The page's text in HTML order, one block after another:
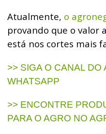
Atualmente, o
provando que o valor
está nos cortes mais
>> SIGA O CANAL DO
WHATSAPP
>> ENCONTRE
PARA O AGRO NO